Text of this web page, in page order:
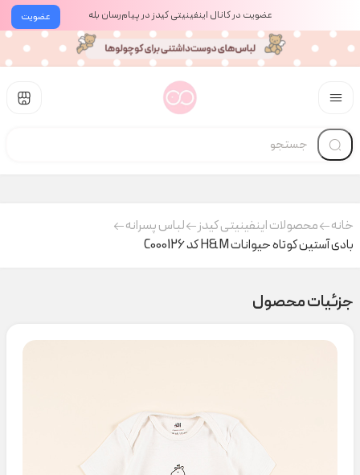
عضویت عضویت در کانال اینفینیتی کیدز در پیام‌رسان بله
خانه محصولات اینفینیتی کیدز
لباس پسرانه
بادی آستین کوتاه حیوانات H&M کد C000126
جزئیات محصول